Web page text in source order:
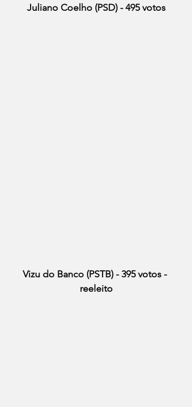
Juliano Coelho (PSD) - 495 votos
Vizu do Banco (PSTB) - 395 votos -
reeleito